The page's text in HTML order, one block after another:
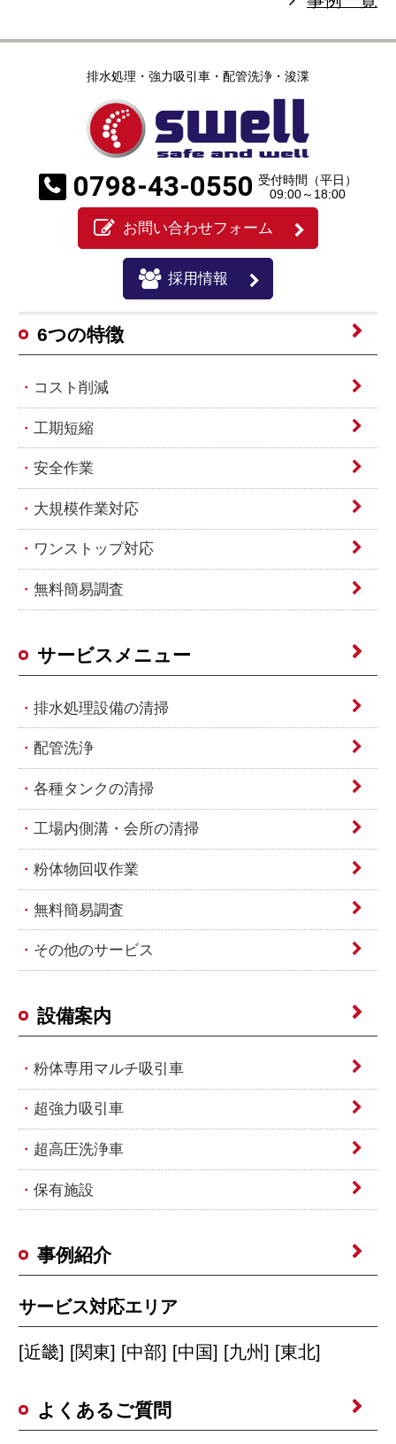
排水処理・強力吸引車・配管洗浄・浚渫
0798-43-0550 受付時間（平日）
09:00～18:00
お問い合わせフォーム
採用情報
6つの特徴
コスト削減
工期短縮
安全作業
大規模作業対応
ワンストップ対応
無料簡易調査
サービスメニュー
排水処理設備の清掃
配管洗浄
各種タンクの清掃
工場内側溝・会所の清掃
粉体物回収作業
無料簡易調査
その他のサービス
設備案内
粉体専用マルチ吸引車
超強力吸引車
超高圧洗浄車
保有施設
事例紹介
サービス対応エリア
[近畿] [関東] [中部] [中国] [九州] [東北]
よくあるご質問